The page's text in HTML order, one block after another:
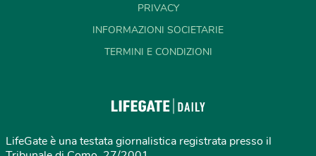
PRIVACY
INFORMAZIONI SOCIETARIE
TERMINI E CONDIZIONI
LifeGate è una testata giornalistica registrata presso il